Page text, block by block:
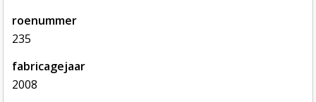
roenummer
235
fabricagejaar
2008